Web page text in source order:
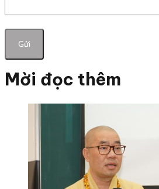
Mời đọc thêm